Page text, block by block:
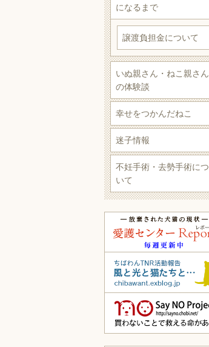
になるまで
譲渡負担金について
いぬ親さん・ねこ親さん
の体験談
幸せをつかんだねこ
迷子情報
不妊手術・去勢手術につ
いて